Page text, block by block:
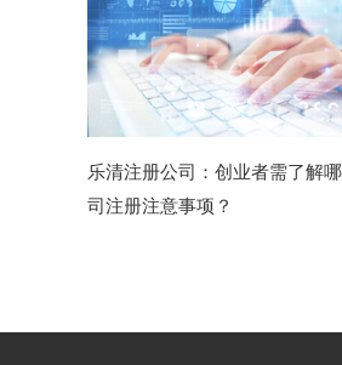
乐清注册公司：创业者需了解
司注册注意事项？